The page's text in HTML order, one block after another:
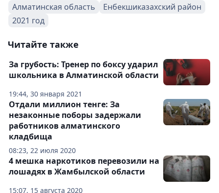
Алматинская область
Енбекшиказахский район
2021 год
Читайте также
19:44, 30 января 2021
За грубость: Тренер по боксу ударил
школьника в Алматинской области
08:23, 22 июля 2020
Отдали миллион тенге: За
незаконные поборы задержали
работников алматинского
кладбища
15:07, 15 августа 2020
4 мешка наркотиков перевозили на
лошадях в Жамбылской области